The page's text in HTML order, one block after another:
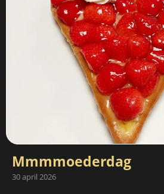
Mmmmoederdag
30 april 2026